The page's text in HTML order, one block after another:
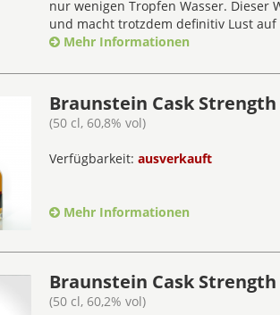
nur wenigen Tropfen Wasser. Dieser
und macht trotzdem definitiv Lust auf
Mehr Informationen
Braunstein Cask Strength
(50 cl, 60,8% vol)
Verfügbarkeit: ausverkauft
Mehr Informationen
Braunstein Cask Strength
(50 cl, 60,2% vol)